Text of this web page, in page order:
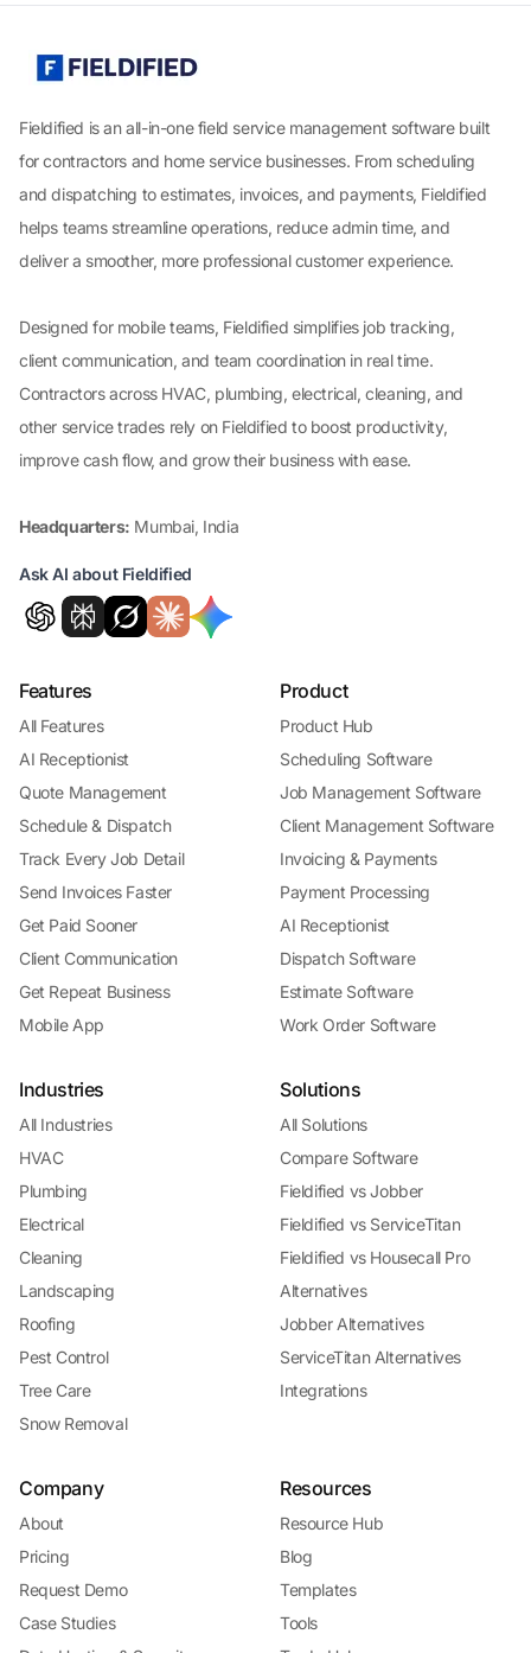
Fieldified is an all-in-one field service management software built
for contractors and home service businesses. From scheduling
and dispatching to estimates, invoices, and payments, Fieldified
helps teams streamline operations, reduce admin time, and
deliver a smoother, more professional customer experience.
Designed for mobile teams, Fieldified simplifies job tracking,
client communication, and team coordination in real time.
Contractors across HVAC, plumbing, electrical, cleaning, and
other service trades rely on Fieldified to boost productivity,
improve cash flow, and grow their business with ease.
Headquarters: Mumbai, India
Ask AI about Fieldified
Features
All Features
AI Receptionist
Quote Management
Schedule & Dispatch
Track Every Job Detail
Send Invoices Faster
Get Paid Sooner
Client Communication
Get Repeat Business
Mobile App
Product
Product Hub
Scheduling Software
Job Management Software
Client Management Software
Invoicing & Payments
Payment Processing
AI Receptionist
Dispatch Software
Estimate Software
Work Order Software
Industries
All Industries
HVAC
Plumbing
Electrical
Cleaning
Landscaping
Roofing
Pest Control
Tree Care
Snow Removal
Solutions
All Solutions
Compare Software
Fieldified vs Jobber
Fieldified vs ServiceTitan
Fieldified vs Housecall Pro
Alternatives
Jobber Alternatives
ServiceTitan Alternatives
Integrations
Company
About
Pricing
Request Demo
Case Studies
Resources
Resource Hub
Blog
Templates
Tools